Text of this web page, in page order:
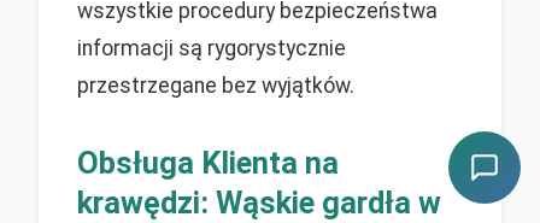
wszystkie procedury bezpieczeństwa
informacji są rygorystycznie
przestrzegane bez wyjątków.
Obsługa Klienta na
krawędzi: Wąskie gardła w